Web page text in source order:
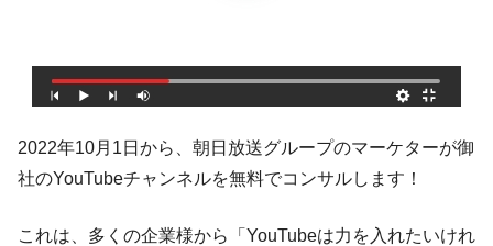
2022年10月1日から、朝日放送グループのマーケターが御
社のYouTubeチャンネルを無料でコンサルします！
これは、多くの企業様から「YouTubeは力を入れたいけれ